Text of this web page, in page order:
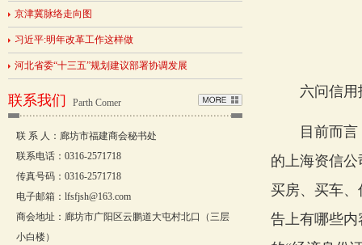
京津冀脉络走向图
习近平:明年改革工作这样做
河北省委“十三五”规划建议部署协调发展
联系我们 Parth Comer
联 系 人：廊坊市福建商会秘书处
联系电话：0316-2571718
传真号码：0316-2571718
电子邮箱：lfsfjsh@163.com
商会地址：廊坊市广阳区云鹏道大屯村北口（三层
小白楼）
六问信用
目前而言，
的上海资信
买房、买车
告上有哪些